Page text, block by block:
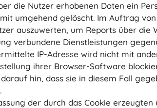
die Nutzer erhobenen Daten ein
umgehend gelöscht. Im Auftrag
auszuwerten, um Reports über
verbundene Dienstleistungen
IP-Adresse wird nicht mit
ihrer Browser-Software
darauf hin, dass sie in diesem Fall
der durch das Cookie